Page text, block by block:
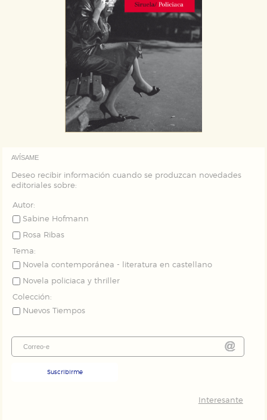
AVÍSAME
Deseo recibir información cuando se produzcan novedades
editoriales sobre:
Autor:
Sabine Hofmann
Rosa Ribas
Tema:
Novela contemporánea - literatura en castellano
Novela policiaca y thriller
Colección:
Nuevos Tiempos
Suscribirme
Interesante